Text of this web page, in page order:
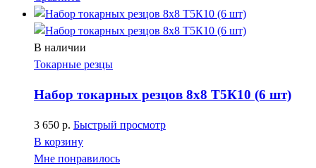
В наличии
Токарные резцы
Набор токарных резцов 8х8 Т5К10 (6 шт)
3 650 р. Быстрый просмотр
В корзину
Мне понравилось